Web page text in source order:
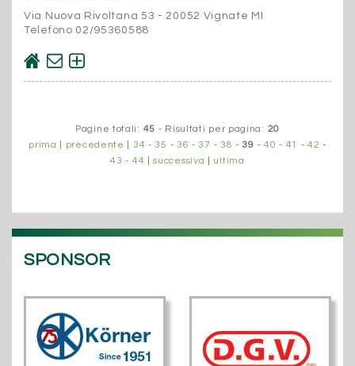
Via Nuova Rivoltana 53 - 20052 Vignate MI
Telefono 02/95360588
Pagine totali: 45 - Risultati per pagina: 20
prima
precedente 34 - 35 - 36 - 37 - 38 -39 - 40 - 41 -42 -
43 - 44 |successiva ultima
SPONSOR